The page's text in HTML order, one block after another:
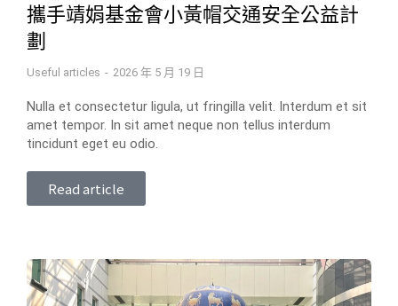
攜手靖娟基金會小黃帽交通安全公益計
劃
Useful articles 2026 年 5 月 19 日
Nulla et consectetur ligula, ut fringilla velit. Interdum et sit
amet tempor. In sit amet neque non tellus interdum
tincidunt eget eu odio.
Read article